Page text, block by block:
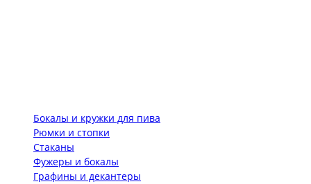
Бокалы и кружки для пива
Рюмки и стопки
Стаканы
Фужеры и бокалы
Графины и декантеры